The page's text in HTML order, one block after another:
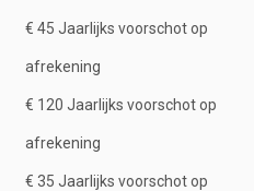
€ 45 Jaarlijks voorschot op
afrekening
€ 120 Jaarlijks voorschot op
afrekening
€ 35 Jaarlijks voorschot op